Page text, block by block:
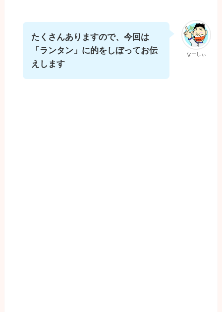
なーしぃ
たくさんありますので、今回は
「ランタン」に的をしぼってお伝
えします